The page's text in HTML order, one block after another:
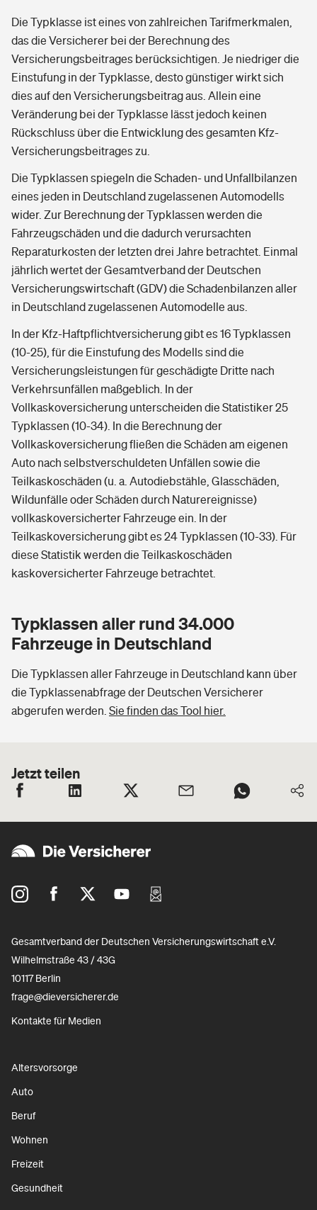
Die Typklasse ist eines von zahlreichen Tarifmerkmalen,
das die Versicherer bei der Berechnung des
Versicherungsbeitrages berücksichtigen. Je niedriger die
Einstufung in der Typklasse, desto günstiger wirkt sich
dies auf den Versicherungsbeitrag aus. Allein eine
Veränderung bei der Typklasse lässt jedoch keinen
Rückschluss über die Entwicklung des gesamten Kfz-
Versicherungsbeitrages zu.
Die Typklassen spiegeln die Schaden- und Unfallbilanzen
eines jeden in Deutschland zugelassenen Automodells
wider. Zur Berechnung der Typklassen werden die
Fahrzeugschäden und die dadurch verursachten
Reparaturkosten der letzten drei Jahre betrachtet. Einmal
jährlich wertet der Gesamtverband der Deutschen
Versicherungswirtschaft (GDV) die Schadenbilanzen aller
in Deutschland zugelassenen Automodelle aus.
In der Kfz-Haftpflichtversicherung gibt es 16 Typklassen
(10-25), für die Einstufung des Modells sind die
Versicherungsleistungen für geschädigte Dritte nach
Verkehrsunfällen maßgeblich. In der
Vollkaskoversicherung unterscheiden die Statistiker 25
Typklassen (10-34). In die Berechnung der
Vollkaskoversicherung fließen die Schäden am eigenen
Auto nach selbstverschuldeten Unfällen sowie die
Teilkaskoschäden (u. a. Autodiebstähle, Glasschäden,
Wildunfälle oder Schäden durch Naturereignisse)
vollkaskoversicherter Fahrzeuge ein. In der
Teilkaskoversicherung gibt es 24 Typklassen (10-33). Für
diese Statistik werden die Teilkaskoschäden
kaskoversicherter Fahrzeuge betrachtet.
Typklassen aller rund 34.000
Fahrzeuge in Deutschland
Die Typklassen aller Fahrzeuge in Deutschland kann über
die Typklassenabfrage der Deutschen Versicherer
abgerufen werden. Sie finden das Tool hier.
Jetzt teilen
Gesamtverband der Deutschen Versicherungswirtschaft e.V.
Wilhelmstraße 43 / 43G
10117 Berlin
frage@dieversicherer.de
Kontakte für Medien
Altersvorsorge
Auto
Beruf
Wohnen
Freizeit
Gesundheit